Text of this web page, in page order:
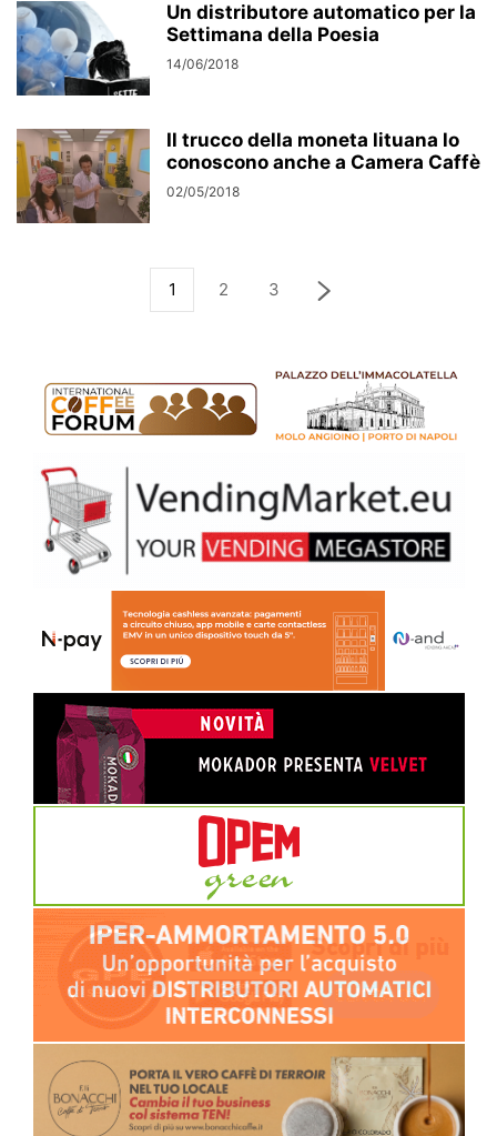
Un distributore automatico per la
Settimana della Poesia
14/06/2018
Il trucco della moneta lituana lo
conoscono anche a Camera Caffè
02/05/2018
1 2 3